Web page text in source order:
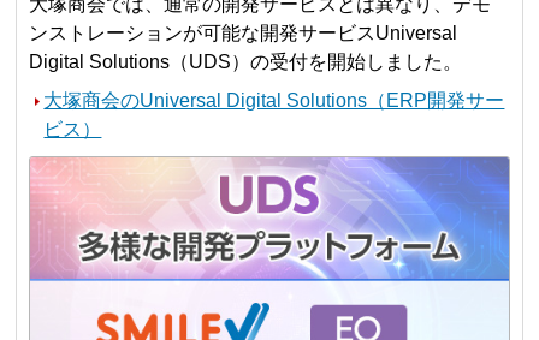
ンストレーションが可能な開発サービスUniversal
Digital Solutions（UDS）の受付を開始しました。
大塚商会のUniversal Digital Solutions（ERP開発サー
ビス）